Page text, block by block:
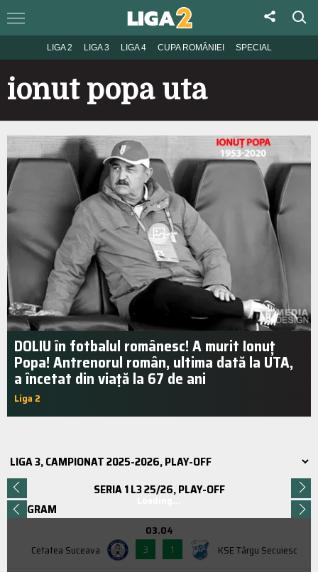
LIGA 2 LIGA 3 LIGA 4 CUPA ROMÂNIEI SPECIAL
ionut popa uta
DOLIU în fotbalul românesc! A murit Ionuț
Popa! Antrenorul român, ultima dată la UTA,
a încetat din viață la 67 de ani
Liga 2
SERIA 1 L3 25/26, PLAY-OFF
PROGRAM
Cetatea Suceava
03.04
3
1 KSE Târgu Secuiesc